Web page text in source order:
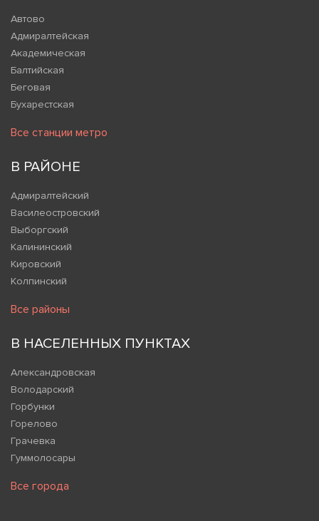
Автово
Адмиралтейская
Академическая
Балтийская
Беговая
Бухарестская
Все станции метро
В РАЙОНЕ
Адмиралтейский
Василеостровский
Выборгский
Калининский
Кировский
Колпинский
Все районы
В НАСЕЛЕННЫХ ПУНКТАХ
Александровская
Володарский
Горбунки
Горелово
Грачевка
Гуммолосары
Все города